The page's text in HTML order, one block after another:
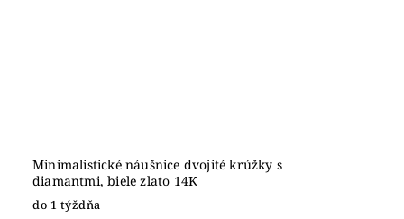
Minimalistické náušnice dvojité krúžky s
diamantmi, biele zlato 14K
do 1 týždňa